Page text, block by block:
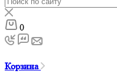
0
Корзина